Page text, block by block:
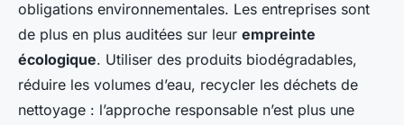
obligations environnementales. Les entreprises sont
de plus en plus auditées sur leur empreinte
écologique. Utiliser des produits biodégradables,
réduire les volumes d’eau, recycler les déchets de
nettoyage : l’approche responsable n’est plus une